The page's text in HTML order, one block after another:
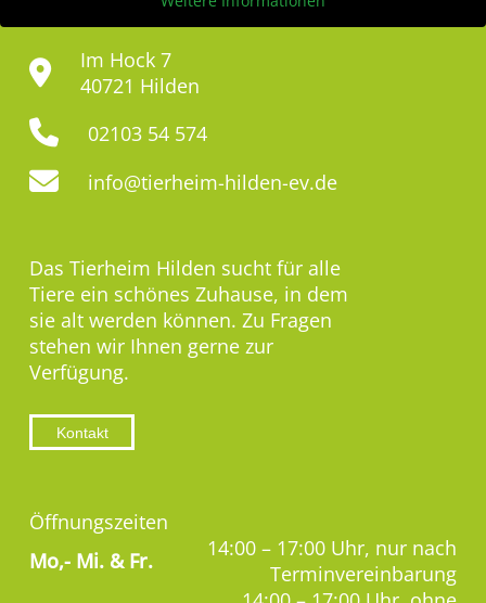
Im Hock 7
40721 Hilden
02103 54 574
info@tierheim-hilden-ev.de
Das Tierheim Hilden sucht für alle
Tiere ein schönes Zuhause, in dem
sie alt werden können. Zu Fragen
stehen wir Ihnen gerne zur
Verfügung.
Kontakt
Öffnungszeiten
Mo,- Mi. & Fr.
14:00 – 17:00 Uhr, nur nach
Terminvereinbarung